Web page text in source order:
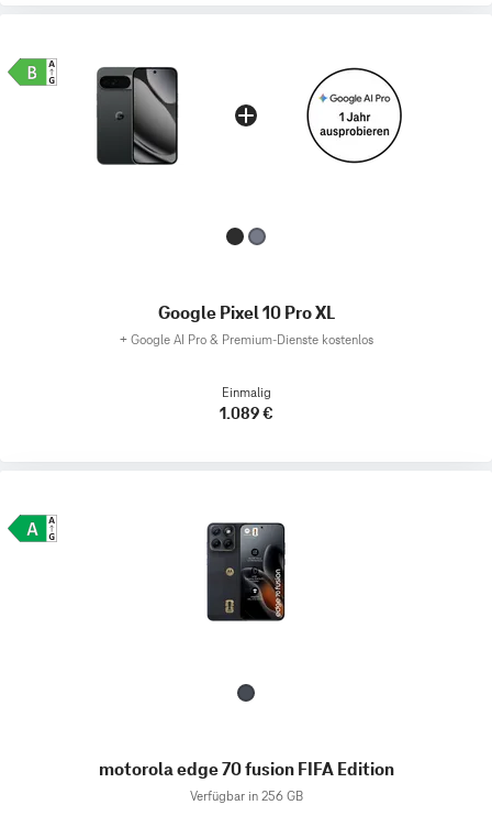
Google Pixel 10 Pro XL
+ Google AI Pro & Premium-Dienste kostenlos
Einmalig
1.089 €
motorola edge 70 fusion FIFA Edition
Verfügbar in 256 GB